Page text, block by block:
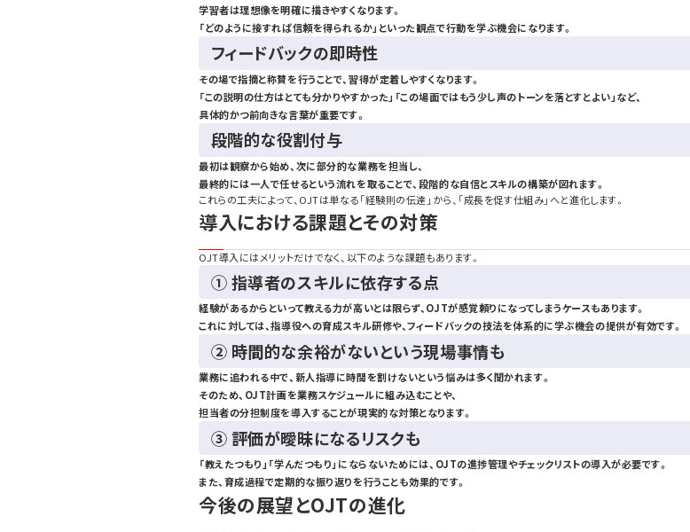
学習者は理想像を明確に描きやすくなります。
「どのように接すれば信頼を得られるか」といった観点で行動を学ぶ機会になります。
フィードバックの即時性
その場で指摘と称賛を行うことで、習得が定着しやすくなります。
「この説明の仕方はとても分かりやすかった」「この場面ではもう少し声のトーンを落とすとよい」など、
具体的かつ前向きな言葉が重要です。
段階的な役割付与
最初は観察から始め、次に部分的な業務を担当し、
最終的には一人で任せるという流れを取ることで、段階的な自信とスキルの構築が図れます。
これらの工夫によって、OJTは単なる「経験則の伝達」から、「成長を促す仕組み」へと進化します。
導入における課題とその対策
OJT導入にはメリットだけでなく、以下のような課題もあります。
① 指導者のスキルに依存する点
経験があるからといって教える力が高いとは限らず、OJTが感覚頼りになってしまうケースもあります。
これに対しては、指導役への育成スキル研修や、フィードバックの技法を体系的に学ぶ機会の提供が有効です。
② 時間的な余裕がないという現場事情も
業務に追われる中で、新人指導に時間を割けないという悩みは多く聞かれます。
そのため、OJT計画を業務スケジュールに組み込むことや、
担当者の分担制度を導入することが現実的な対策となります。
③ 評価が曖昧になるリスクも
「教えたつもり」「学んだつもり」にならないためには、OJTの進捗管理やチェックリストの導入が必要です。
また、育成過程で定期的な振り返りを行うことも効果的です。
今後の展望とOJTの進化